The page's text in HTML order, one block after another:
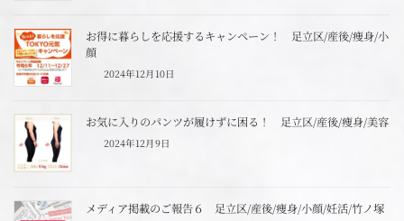
お得に暮らしを応援するキャンペーン！ 足立区/産後/痩身/小
顔
2024年12月10日
お気に入りのパンツが履けずに困る！ 足立区/産後/痩身/美容
2024年12月9日
メディア掲載のご報告６ 足立区/産後/痩身/小顔/妊活/竹ノ塚